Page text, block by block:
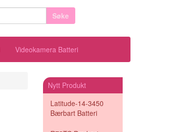
Søke
Videokamera Batteri
Nytt Produkt
Latitude-14-3450
Bærbart Batteri